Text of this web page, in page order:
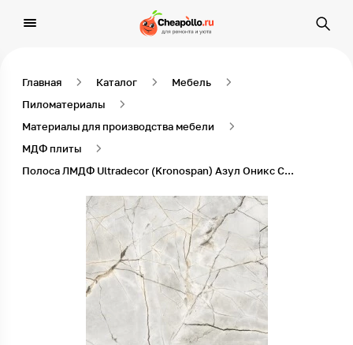
Главная Каталог
Мебель
Пиломатериалы
Материалы для производства мебели
МДФ плиты
Полоса ЛМДФ Ultradecor (Kronospan) Азул Оникс С509 CB, 2800 x 1360 x 16 мм